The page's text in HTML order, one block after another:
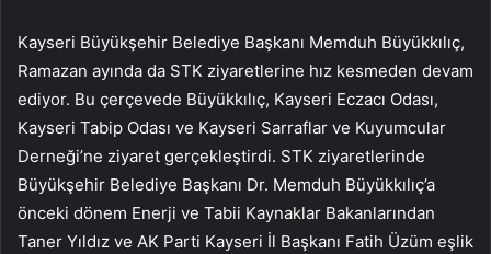
Kayseri Büyükşehir Belediye Başkanı Memduh Büyükkılıç,
Ramazan ayında da STK ziyaretlerine hız kesmeden devam
ediyor. Bu çerçevede Büyükkılıç, Kayseri Eczacı Odası,
Kayseri Tabip Odası ve Kayseri Sarraflar ve Kuyumcular
Derneği’ne ziyaret gerçekleştirdi. STK ziyaretlerinde
Büyükşehir Belediye Başkanı Dr. Memduh Büyükkılıç’a
önceki dönem Enerji ve Tabii Kaynaklar Bakanlarından
Taner Yıldız ve AK Parti Kayseri İl Başkanı Fatih Üzüm eşlik